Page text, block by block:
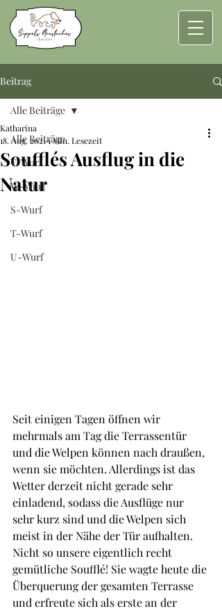
Beitrag
Alle Beiträge
V-Wurf
W-Wurf
S-Wurf
T-Wurf
U-Wurf
Alle Beiträge
Soufflés Ausflug in die
Natur
Katharina
18. Aug. 20211 Min. Lesezeit
Seit einigen Tagen öffnen wir
mehrmals am Tag die Terrassentür
und die Welpen können nach draußen,
wenn sie möchten. Allerdings ist das
Wetter derzeit nicht gerade sehr
einladend, sodass die Ausflüge nur
sehr kurz sind und die Welpen sich
meist in der Nähe der Tür aufhalten.
Nicht so unsere eigentlich recht
gemütliche Soufflé! Sie wagte heute die
Überquerung der gesamten Terrasse
und erfreute sich als erste an der